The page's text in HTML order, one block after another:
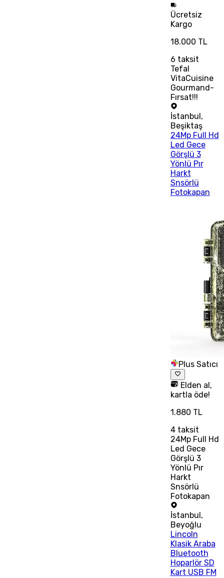
Ücretsiz
Kargo
18.000 TL
6 taksit
Tefal
VitaCuisine
Gourmand-
Fırsat!!!
İstanbul,
Beşiktaş
24Mp Full Hd
Led Gece
Görşlü 3
Yönlü Pır
Harkt
Snsörlü
Fotokapan
Plus Satıcı
Elden al,
kartla öde!
1.880 TL
4taksit
24Mp Full Hd
Led Gece
Görşlü 3
Yönlü Pır
Harkt
Snsörlü
Fotokapan
İstanbul ,
Beyoğlu
Lincoln
Klasik Araba
Bluetooth
Hoparlör SD
Kart USB FM